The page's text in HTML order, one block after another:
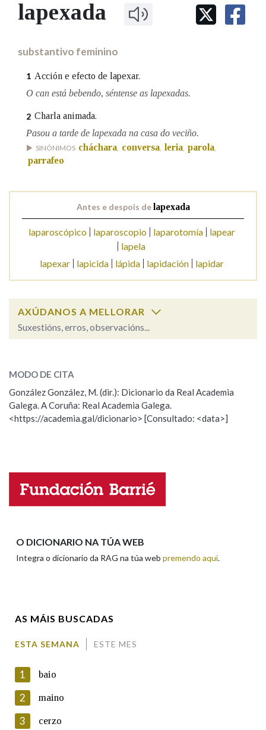
IDENTIDADE CORPORATIVA
MARCIAL DEL ADALID
FIGURAS HOMENAXEADAS
PORTAL DAS PALABRAS
Facebook
TwitterYoutubeInstagram
Bluesky
BUSCAR NOS LEMAS
Contén
Na fraseoloxía
Marcas gramaticais
Pertence a
LIMPAR
lapexada
substantivo feminino
1 Acción e efecto de lapexar.
O can está bebendo, séntense as lapexadas.
2 Charla animada.
Pasou a tarde de lapexada na casa do veciño.
SINÓNIMOS cháchara conversa leria parola
parrafeo
Antes e despois delapexada
laparoscópico laparoscopio laparotomía
lapear
lapela
lapexar
lapicida lápida lapidación lapidar
AXÚDANOS A MELLORAR
Suxestións, erros, observacións...
ESCOLLE UNHA OPCIÓN:
Observación Hai un erro na palabra
Propoño mellorar a definición
Nome
En cumprimento da normativa vixente en materia de
MODO DE CITA
González González, M. (dir.): Dicionario da Real Academia
Galega. A Coruña: Real Academia Galega.
<https://academia.gal/dicionario> [Consultado: <data>]
O DICIONARIO NA TÚA WEB
Integra o dicionario da RAG na túa web premendo aquí.
AS MÁIS BUSCADAS
ESTA SEMANA ESTE MES
1 baio
2 maino
3 cerzo